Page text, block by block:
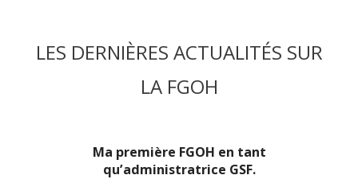
LES DERNIÈRES ACTUALITÉS SUR
LA FGOH
Ma première FGOH en tant
qu’administratrice GSF.